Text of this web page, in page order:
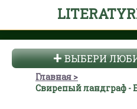
ВЫБЕРИ
Главная
Свирепый ландграф -